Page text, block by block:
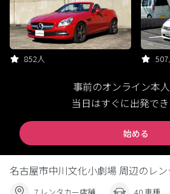
852人 507
事前のオンライン本
当日はすぐに出発で
始める
名古屋市中川文化小劇場 周辺のレ